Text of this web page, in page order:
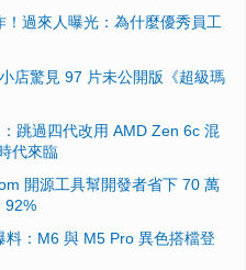
過來人曝光：為什麼優秀員工
店驚見 97 片未公開版《超級瑪
跳過四代改用 AMD Zen 6c 混
代來臨
開源工具幫開發者省下 70 萬
92%
：M6 與 M5 Pro 異色搭檔登